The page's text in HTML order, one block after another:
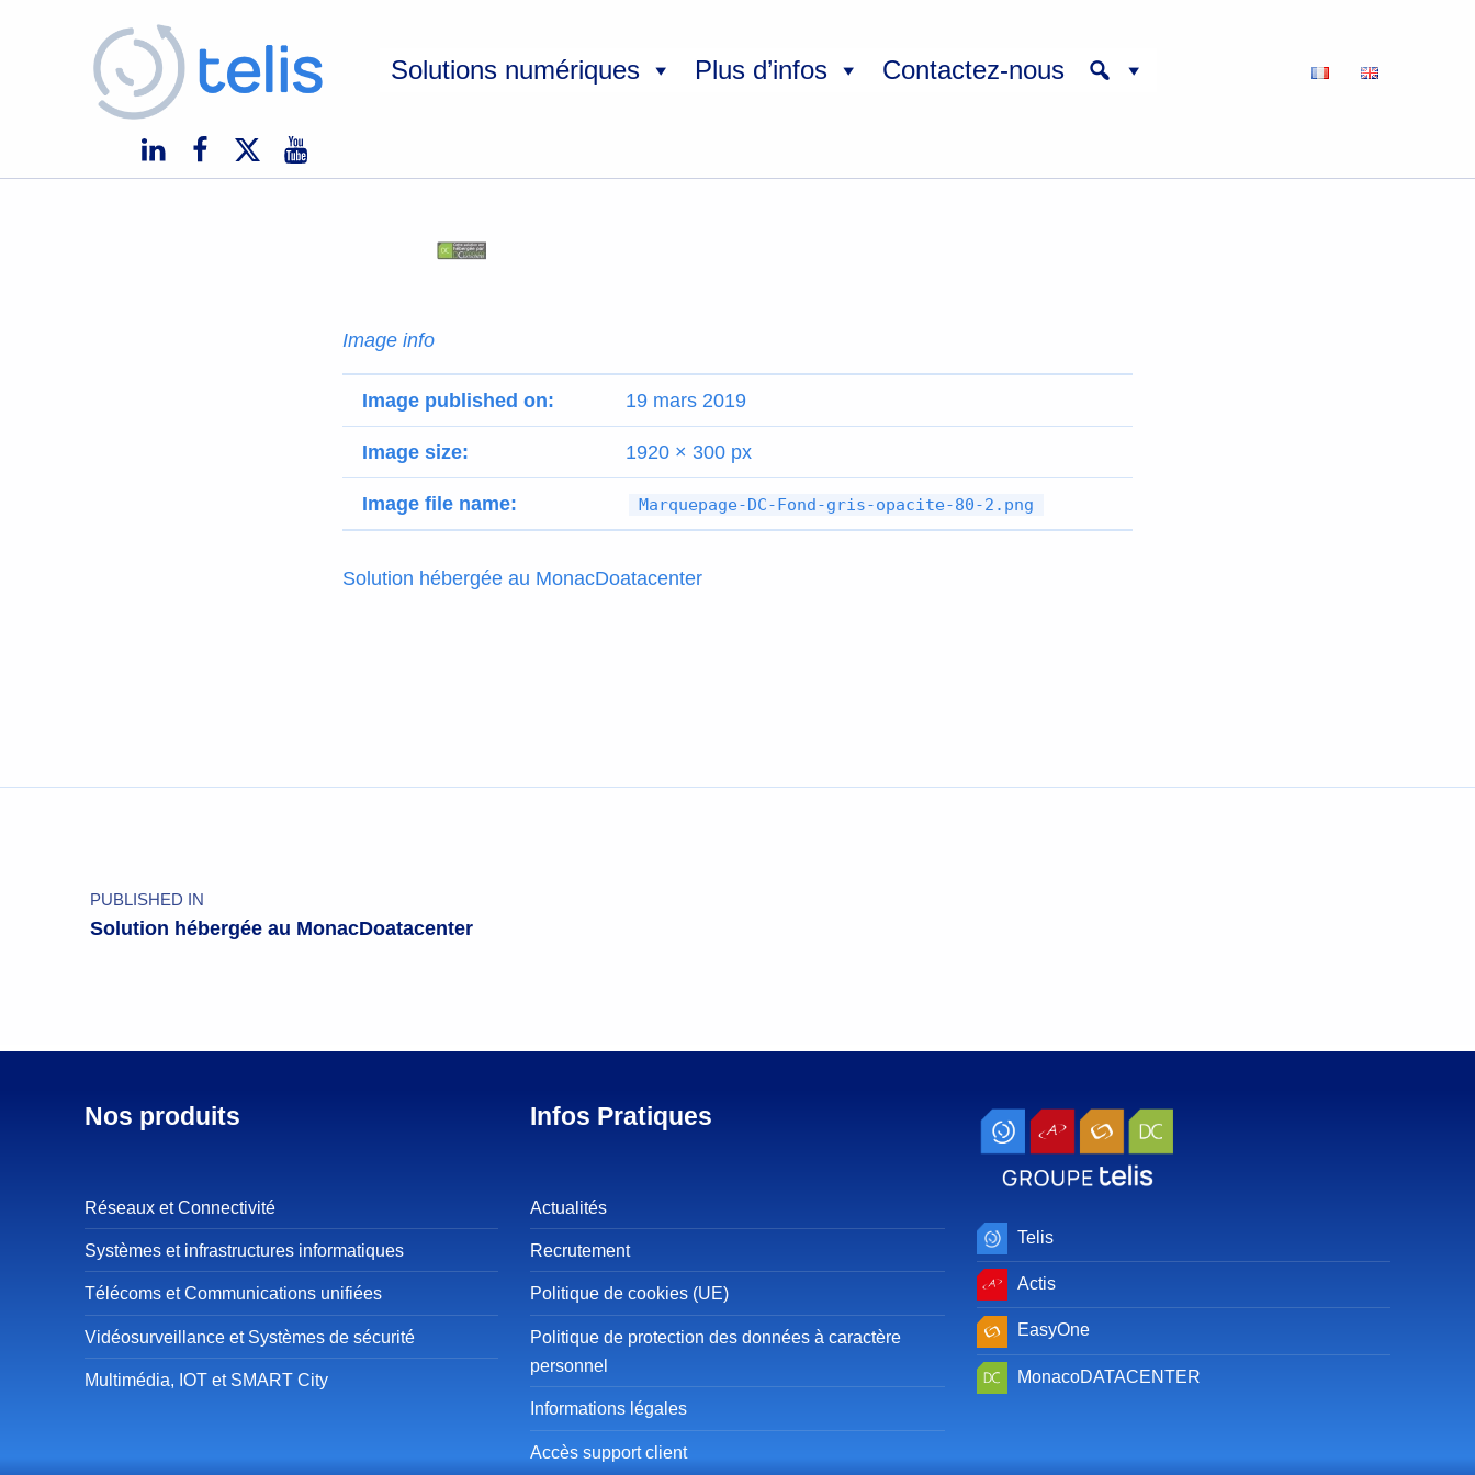
Solutions numériques Plus d’infos Contactez-nous
Image info
Image published on: 19 mars 2019
Image size: 1920 × 300 px
Image file name: Marquepage-DC-Fond-gris-opacite-80-2.png
Solution hébergée au MonacDoatacenter
PUBLISHED IN
Solution hébergée au MonacDoatacenter
Nos produits
Réseaux et Connectivité
Systèmes et infrastructures informatiques
Télécoms et Communications unifiées
Vidéosurveillance et Systèmes de sécurité
Multimédia, IOT et SMART City
Infos Pratiques
Actualités
Recrutement
Politique de cookies (UE)
Politique de protection des données à caractère
personnel
Informations légales
Accès support client
Telis
Actis
EasyOne
MonacoDATACENTER